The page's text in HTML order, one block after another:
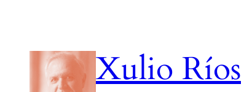
contido
Xulio Ríos